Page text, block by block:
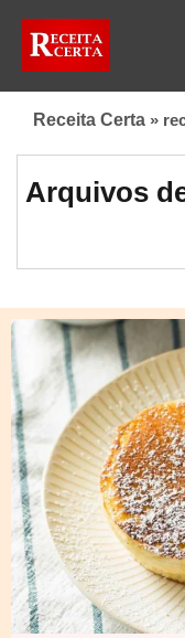
Receita Certa »
Arquivos